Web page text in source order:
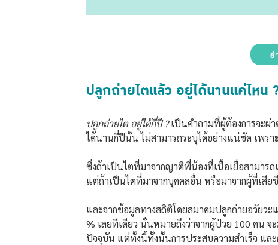
อ่
ปลูกถ่ายไตแล้ว อยู่ได้นานแค่ไหน
ปลูกถ่ายไต อยู่ได้กี่ปี ?เป็นคำถามที่ผู้ต้องการจะผ่
ได้นานกี่ปีนั้น ไม่สามารถระบุได้อย่างแน่ชัด เพร
ซึ่งถ้าเป็นไตที่มาจากญาติพี่น้องที่เนื้อเยื่อสามาร
แต่ถ้าเป็นไตที่มาจากบุคคลอื่น หรือมาจากผู้ที่เสีย
และจากข้อมูลทางสถิติโดยสมาคมปลูกถ่ายอวัยว
% เลยทีเดียว นั่นหมายถึงว่าจากผู้ป่วย 100 คน
ปัจจุบัน แต่ทั้งนี้ทั้งนั้นการประสบความสำเร็จ แล